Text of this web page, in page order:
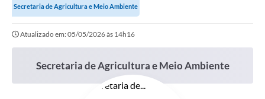
Secretaria de Agricultura e Meio Ambiente
Atualizado em: 05/05/2026 às 14h16
Secretaria de Agricultura e Meio Ambiente